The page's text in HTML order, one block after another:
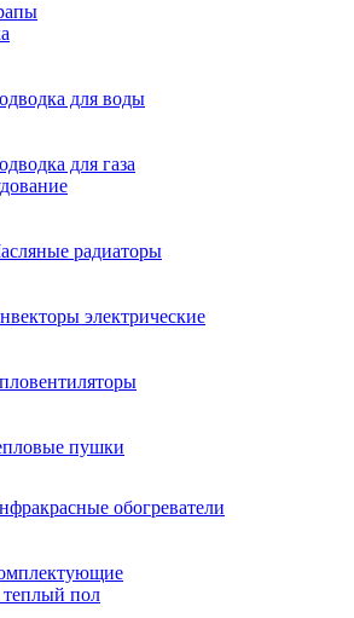
для воды
для газа
радиаторы
электрические
пушки
обогреватели
теплый пол